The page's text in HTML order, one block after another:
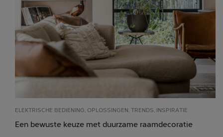
ELEKTRISCHE BEDIENING, OPLOSSINGEN, TRENDS, INSPIRATIE
Een bewuste keuze met duurzame raamdecoratie